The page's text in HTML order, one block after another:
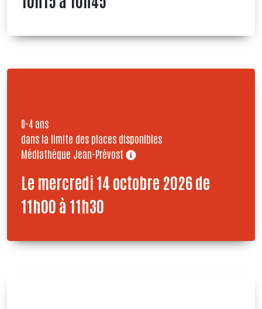
Le mercredi 14 octobre 2026 de
11h00 à 11h30
0-4 ans
dans la limite des places disponibles
Médiathèque Jean-Prévost